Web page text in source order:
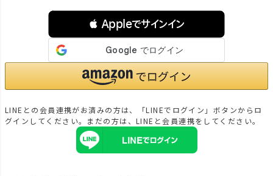
 Appleでサインイン
LINEとの会員連携がお済みの方は、「LINEでログイン」ボタンからロ
グインしてください。まだの方は、LINEと会員連携をしてください。